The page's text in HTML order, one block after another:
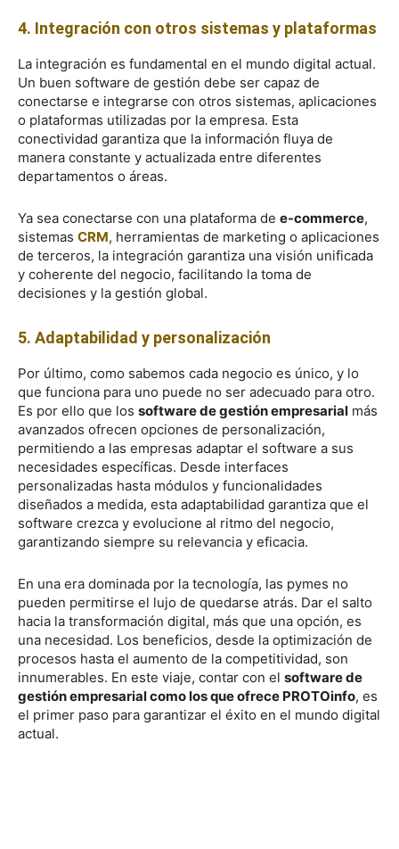
4. Integración con otros sistemas y plataformas
La integración es fundamental en el mundo digital actual.
Un buen software de gestión debe ser capaz de
conectarse e integrarse con otros sistemas, aplicaciones
o plataformas utilizadas por la empresa. Esta
conectividad garantiza que la información fluya de
manera constante y actualizada entre diferentes
departamentos o áreas.
Ya sea conectarse con una plataforma de e-commerce,
sistemas CRM, herramientas de marketing o aplicaciones
de terceros, la integración garantiza una visión unificada
y coherente del negocio, facilitando la toma de
decisiones y la gestión global.
5. Adaptabilidad y personalización
Por último, como sabemos cada negocio es único, y lo
que funciona para uno puede no ser adecuado para otro.
Es por ello que los software de gestión empresarial más
avanzados ofrecen opciones de personalización,
permitiendo a las empresas adaptar el software a sus
necesidades específicas. Desde interfaces
personalizadas hasta módulos y funcionalidades
diseñados a medida, esta adaptabilidad garantiza que el
software crezca y evolucione al ritmo del negocio,
garantizando siempre su relevancia y eficacia.
En una era dominada por la tecnología, las pymes no
pueden permitirse el lujo de quedarse atrás. Dar el salto
hacia la transformación digital, más que una opción, es
una necesidad. Los beneficios, desde la optimización de
procesos hasta el aumento de la competitividad, son
innumerables. En este viaje, contar con el software de
gestión empresarial como los que ofrece PROTOinfo, es
el primer paso para garantizar el éxito en el mundo digital
actual.